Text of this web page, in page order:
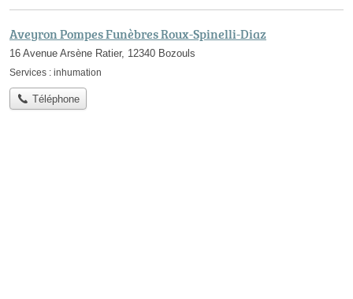
Aveyron Pompes Funèbres Roux-Spinelli-Diaz
16 Avenue Arsène Ratier, 12340 Bozouls
Services : inhumation
Téléphone